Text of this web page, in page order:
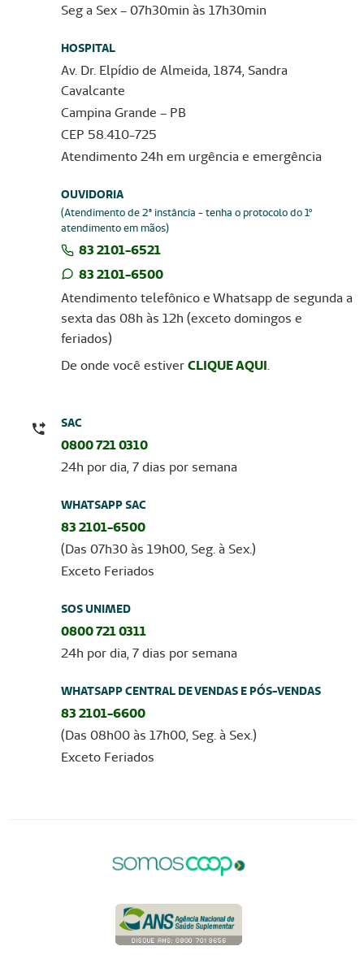
Seg a Sex – 07h30min às 17h30min
HOSPITAL
Av. Dr. Elpídio de Almeida, 1874, Sandra
Cavalcante
Campina Grande – PB
CEP 58.410-725
Atendimento 24h em urgência e emergência
OUVIDORIA
(Atendimento de 2ª instância - tenha o protocolo do 1º
atendimento em mãos)
83 2101-6521
83 2101-6500
Atendimento telefônico e Whatsapp de segunda a
sexta das 08h às 12h (exceto domingos e
feriados)
De onde você estiverCLIQUE AQUI.
SAC
0800 721 0310
24h por dia, 7 dias por semana
WHATSAPP SAC
83 2101-6500
(Das 07h30 às 19h00, Seg. à Sex.)
Exceto Feriados
SOS UNIMED
0800 721 0311
24h por dia, 7 dias por semana
WHATSAPP CENTRAL DE VENDAS E PÓS-VENDAS
83 2101-6600
(Das 08h00 às 17h00, Seg. à Sex.)
Exceto Feriados